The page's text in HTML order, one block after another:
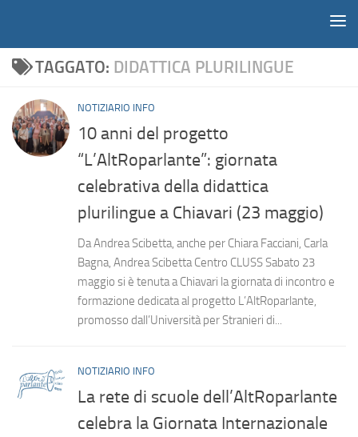
TAGGATO: DIDATTICA PLURILINGUE
NOTIZIARIO INFO
10 anni del progetto
“L’AltRoparlante”: giornata
celebrativa della didattica
plurilingue a Chiavari (23 maggio)
Da Andrea Scibetta, anche per Chiara Facciani, Carla
Bagna, Andrea Scibetta Centro CLUSS Sabato 23
maggio si è tenuta a Chiavari la giornata di incontro e
formazione dedicata al progetto L’AltRoparlante,
promosso dall’Università per Stranieri di...
NOTIZIARIO INFO
La rete di scuole dell’AltRoparlante
celebra la Giornata Internazionale